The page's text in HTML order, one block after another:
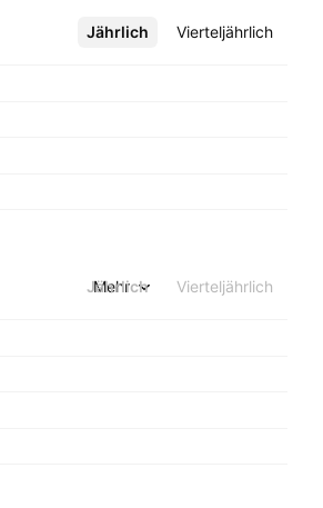
Jährlich Vierteljährlich
Mehr
Jährlich Vierteljährlich
Mehr